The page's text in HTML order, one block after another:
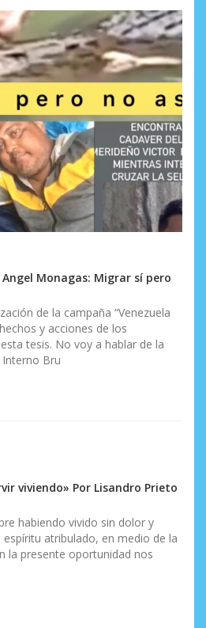
Monagas: Migrar sí pero
de la campaña “Venezuela
y acciones de los
tesis. No voy a hablar de la
Bru
viviendo» Por Lisandro Prieto
habiendo vivido sin dolor y
atribulado, en medio de la
la presente oportunidad nos